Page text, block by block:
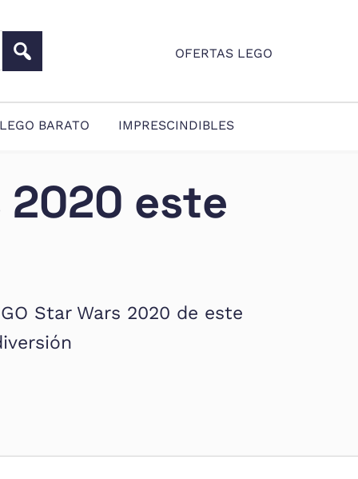
OFERTAS LEGO
BARATO IMPRESCINDIBLES
2020 este
Star Wars 2020 de este